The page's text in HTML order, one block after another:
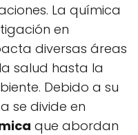
La química
en
diversas áreas
salud hasta la
Debido a su
se divide en
que abordan